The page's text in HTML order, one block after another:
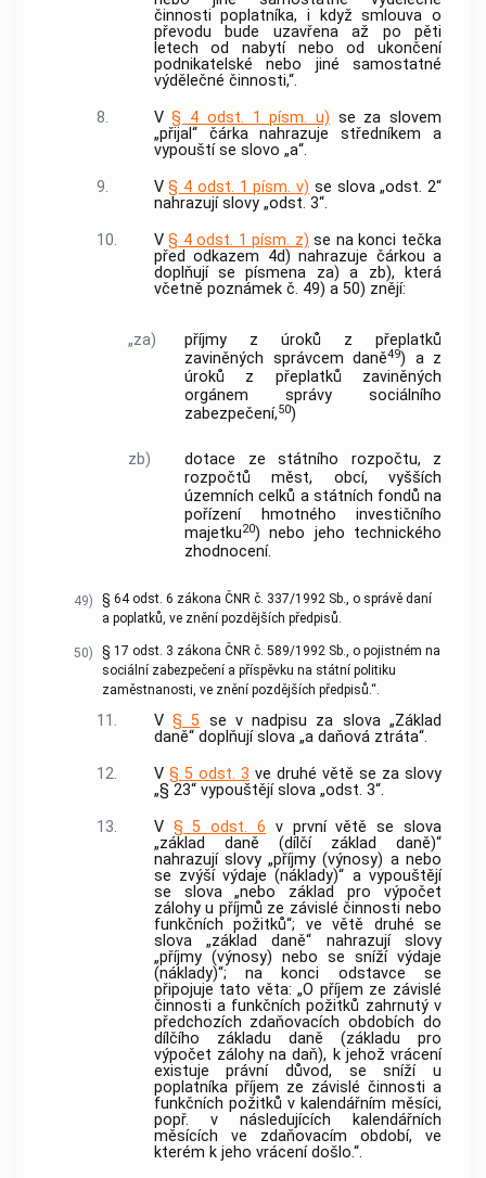
činnosti poplatníka, i když smlouva o
převodu bude uzavřena až po pěti
letech od nabytí nebo od ukončení
podnikatelské nebo jiné samostatné
výdělečné činnosti,“.
8.
V§ 4 odst. 1 písm. u) se za slovem
„přijal“ čárka nahrazuje středníkem a
vypouští se slovo „a“.
9.
V§ 4 odst. 1 písm. v) se slova „odst. 2“
nahrazují slovy „odst. 3“.
10.
V§ 4 odst. 1 písm. z) se na konci tečka
před odkazem 4d) nahrazuje čárkou a
doplňují se písmena za) a zb), která
včetně poznámek č. 49) a 50) znějí:
„za)
příjmy z úroků z přeplatků
zaviněných správcem daně49) a z
úroků z přeplatků zaviněných
orgánem správy sociálního
zabezpečení,50)
zb)
dotace ze státního rozpočtu, z
rozpočtů měst, obcí, vyšších
územních celků a státních fondů na
pořízení hmotného investičního
majetku20) nebo jeho technického
zhodnocení.
49)
§ 64 odst. 6 zákona ČNR č. 337/1992 Sb., o správě daní
a poplatků, ve znění pozdějších předpisů.
50)
§ 17 odst. 3 zákona ČNR č. 589/1992 Sb., o pojistném na
sociální zabezpečení a příspěvku na státní politiku
zaměstnanosti, ve znění pozdějších předpisů.“.
11. V§ 5 se v nadpisu za slova „Základ
daně“ doplňují slova „a daňová ztráta“.
12.
V § 5 odst. 3 ve druhé větě se za slovy
„§ 23“ vypouštějí slova „odst. 3“.
13.
V § 5 odst. 6 v první větě se slova
„základ daně (dílčí základ daně)“
nahrazují slovy „příjmy (výnosy) a nebo
se zvýší výdaje (náklady)“ a vypouštějí
se slova „nebo základ pro výpočet
zálohy u příjmů ze závislé činnosti nebo
funkčních požitků“; ve větě druhé se
slova „základ daně“ nahrazují slovy
„příjmy (výnosy) nebo se sníží výdaje
(náklady)“; na konci odstavce se
připojuje tato věta: „O příjem ze závislé
činnosti a funkčních požitků zahrnutý v
předchozích zdaňovacích obdobích do
dílčího základu daně (základu pro
výpočet zálohy na daň), k jehož vrácení
existuje právní důvod, se sníží u
poplatníka příjem ze závislé činnosti a
funkčních požitků v kalendářním měsíci,
popř. v následujících kalendářních
měsících ve zdaňovacím období, ve
kterém k jeho vrácení došlo.“.